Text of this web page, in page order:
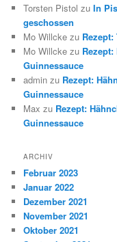
Torsten Pistol zuIn
geschossen
Mo Willcke zu
Mo Willcke zu
Guinnessauce
admin zu Rezept:
Guinnessauce
Max zu Rezept:
Guinnessauce
ARCHIV
Februar 2023
Januar 2022
Dezember 2021
November 2021
Oktober 2021